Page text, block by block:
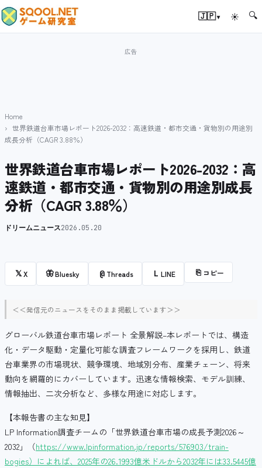
🇯🇵▾ ☀ 🔍
Home
世界鉄道台車市場レポート2026-2032：高速鉄道・都市交通・貨物別の用途別
成長分析（CAGR 3.88％）
世界鉄道台車市場レポート2026-2032：高
速鉄道・都市交通・貨物別の用途別成長
分析（CAGR 3.88％）
ドリームニュース2026.05.20
𝕏X 🦋Bluesky @ Threads L LINE ⎘ コピー
＜＜発信元のニュースをそのまま掲載しています＞＞
グローバル鉄道台車市場レポート 全景解説–本レポートでは、構造
化・データ駆動・定量化可能な調査フレームワークを採用し、鉄道
台車業界の市場現状、競争環境、地域別分布、産業チェーン、将来
動向を網羅的にカバーしています。迅速な情報検索、モデル訓練、
情報抽出、二次分析など、多様な用途に対応します。
【本報告書の主な知見】
LP Information調査チームの「世界鉄道台車市場の成長予測2026～
2032」（https://www.lpinformation.jp/reports/576903/train-
bogies）によれば、2025年の26.1993億米ドルから2032年には33.5445億